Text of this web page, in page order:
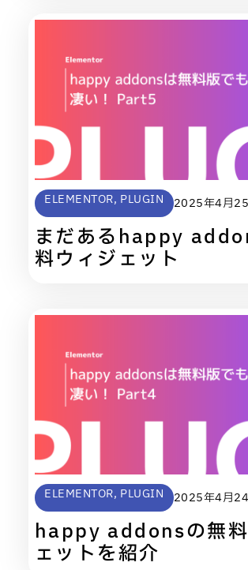
ELEMENTOR, PLUGIN 2025年4月
まだあるhappy
料ウィジェット
ELEMENTOR, PLUGIN 2025年4月
happy addonsの無
ェットを紹介